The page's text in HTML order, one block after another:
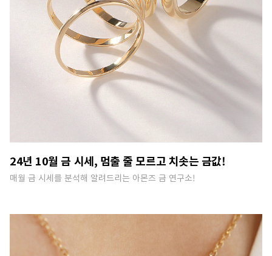
24년 10월 금 시세, 멈출 줄 모르고 치솟는 금값!
매월 금 시세를 분석해 알려드리는 아몬즈 금 연구소!